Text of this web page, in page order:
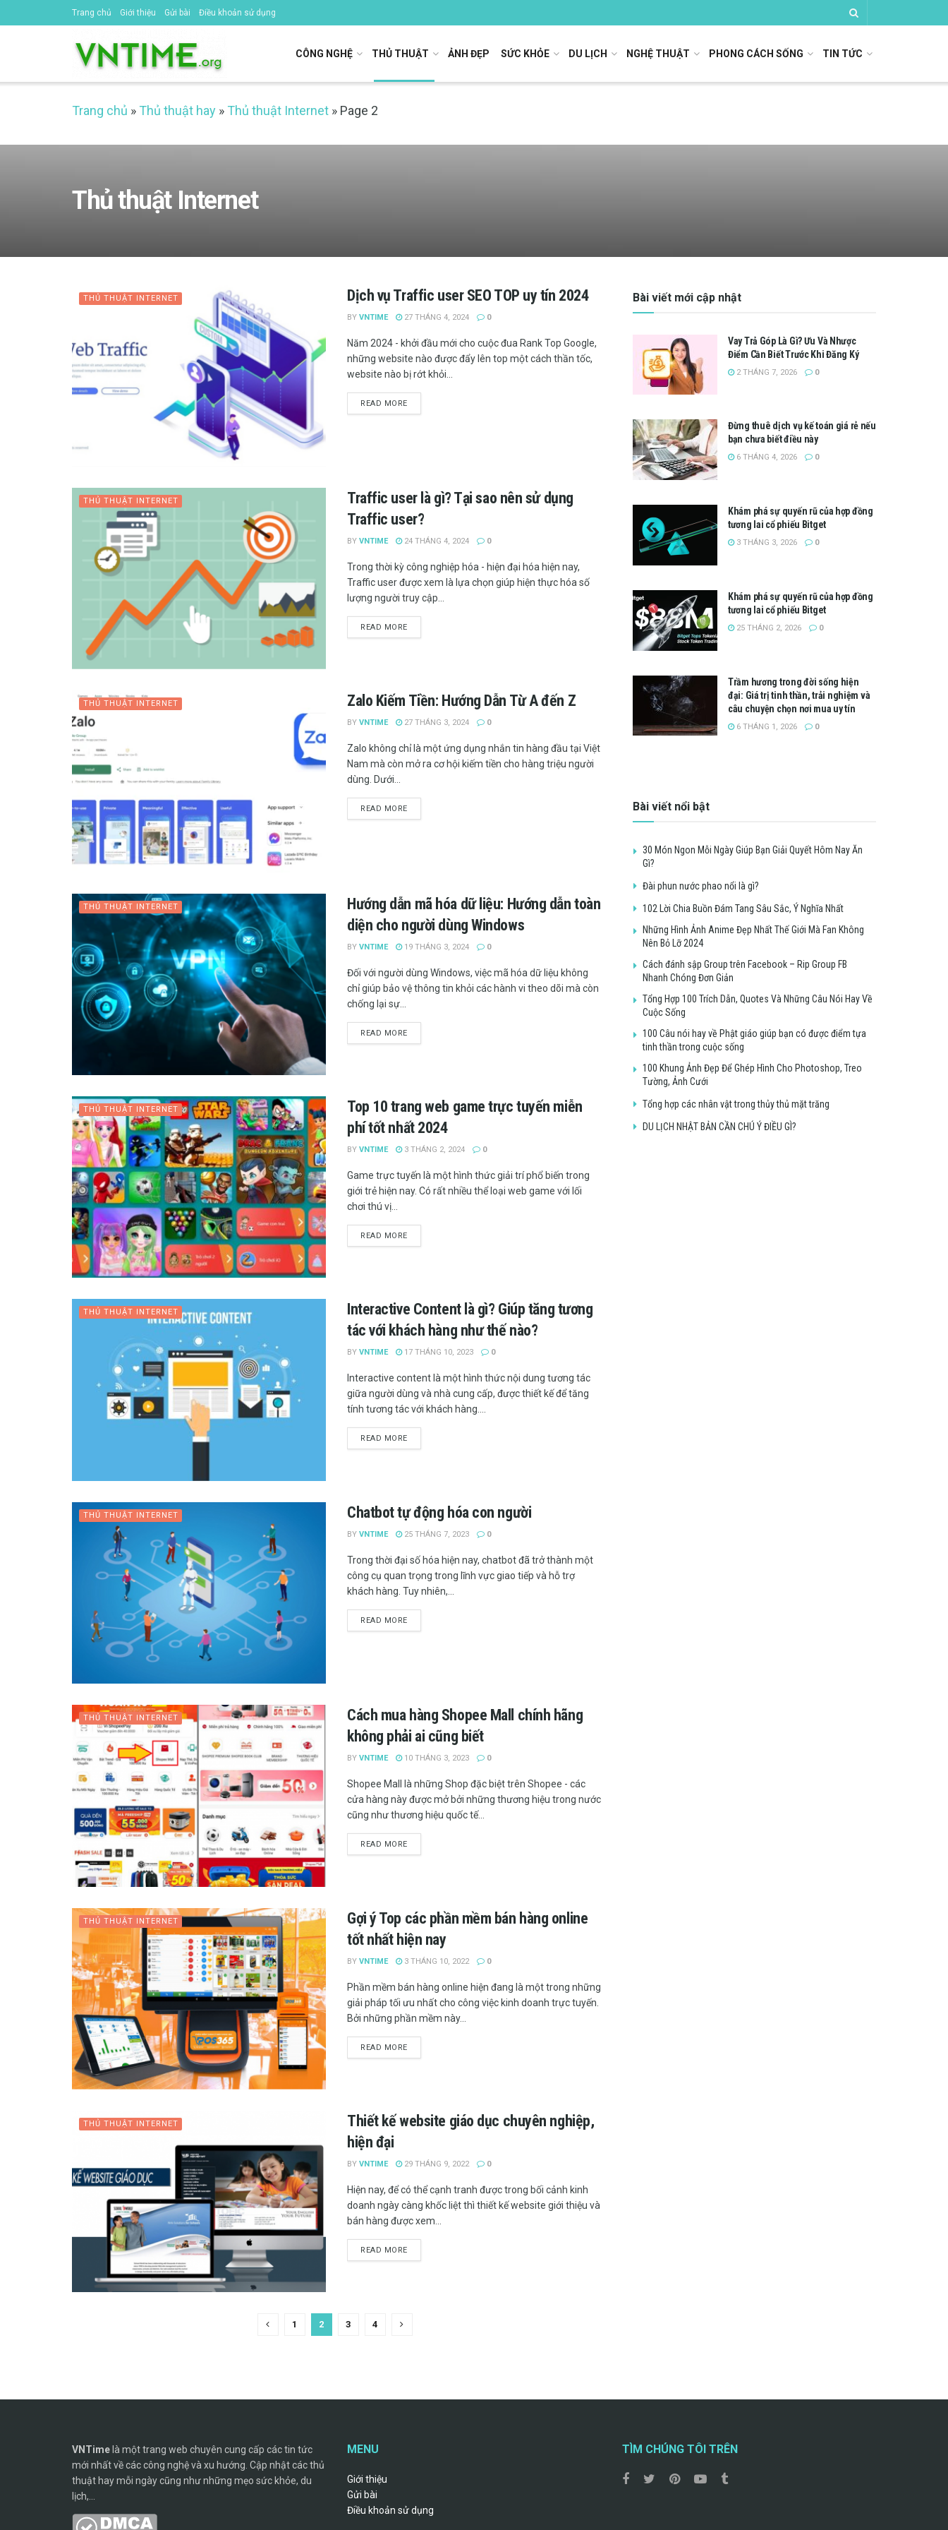
Trang chủ Giới thiệu Gửi bài Điều khoản sử dụng
CÔNG NGHỆ THỦ THUẬT ẢNH ĐẸP SỨC KHỎE DU LỊCH NGHỆ THUẬT PHONG CÁCH SỐNG TIN TỨC
Trang chủ » Thủ thuật hay » Thủ thuật Internet » Page 2
Thủ thuật Internet
THỦ THUẬT INTERNET Dịch vụ Traffic user SEO TOP uy tín 2024
BY VNTIME 27 THÁNG 4, 2024 0
Năm 2024 - khởi đầu mới cho cuộc đua Rank Top Google,
những website nào được đẩy lên top một cách thần tốc,
website nào bị rớt khỏi...
READ MORE
THỦ THUẬT INTERNET
Traffic user là gì? Tại sao nên sử dụng
Traffic user?
BY VNTIME 24 THÁNG 4, 2024 0
Trong thời kỳ công nghiệp hóa - hiện đại hóa hiện nay,
Traffic user được xem là lựa chọn giúp hiện thực hóa số
lượng người truy cập...
READ MORE
THỦ THUẬT INTERNET Zalo Kiếm Tiền: Hướng Dẫn Từ A đến Z
BY VNTIME 27 THÁNG 3, 2024 0
Zalo không chỉ là một ứng dụng nhắn tin hàng đầu tại Việt
Nam mà còn mở ra cơ hội kiếm tiền cho hàng triệu người
dùng. Dưới...
READ MORE
THỦ THUẬT INTERNET
Hướng dẫn mã hóa dữ liệu: Hướng dẫn toàn
diện cho người dùng Windows
BY VNTIME 19 THÁNG 3, 2024 0
Đối với người dùng Windows, việc mã hóa dữ liệu không
chỉ giúp bảo vệ thông tin khỏi các hành vi theo dõi mà còn
chống lại sự...
READ MORE
THỦ THUẬT INTERNET
Top 10 trang web game trực tuyến miễn
phí tốt nhất 2024
BY VNTIME 3 THÁNG 2, 2024 0
Game trực tuyến là một hình thức giải trí phổ biến trong
giới trẻ hiện nay. Có rất nhiều thể loại web game với lối
chơi thú vị...
READ MORE
THỦ THUẬT INTERNET
Interactive Content là gì? Giúp tăng tương
tác với khách hàng như thế nào?
BY VNTIME 17 THÁNG 10, 2023 0
Interactive content là một hình thức nội dung tương tác
giữa người dùng và nhà cung cấp, được thiết kế để tăng
tính tương tác với khách hàng....
READ MORE
THỦ THUẬT INTERNET Chatbot tự động hóa con người
BY VNTIME 25 THÁNG 7, 2023 0
Trong thời đại số hóa hiện nay, chatbot đã trở thành một
công cụ quan trọng trong lĩnh vực giao tiếp và hỗ trợ
khách hàng. Tuy nhiên,...
READ MORE
THỦ THUẬT INTERNET
Cách mua hàng Shopee Mall chính hãng
không phải ai cũng biết
BY VNTIME 10 THÁNG 3, 2023 0
Shopee Mall là những Shop đặc biệt trên Shopee - các
cửa hàng này được mở bởi những thương hiệu trong nước
cũng như thương hiệu quốc tế...
READ MORE
THỦ THUẬT INTERNET
Gợi ý Top các phần mềm bán hàng online
tốt nhất hiện nay
BY VNTIME 3 THÁNG 10, 2022 0
Phần mềm bán hàng online hiện đang là một trong những
giải pháp tối ưu nhất cho công việc kinh doanh trực tuyến.
Bởi những phần mềm này...
READ MORE
THỦ THUẬT INTERNET
Thiết kế website giáo dục chuyên nghiệp,
hiện đại
BY VNTIME 29 THÁNG 9, 2022 0
Hiện nay, để có thể cạnh tranh được trong bối cảnh kinh
doanh ngày càng khốc liệt thì thiết kế website giới thiệu và
bán hàng được xem...
READ MORE
1 2 3 4
Bài viết mới cập nhật
Vay Trả Góp Là Gì? Ưu Và Nhược
Điểm Cần Biết Trước Khi Đăng Ký
2 THÁNG 7, 2026 0
Đừng thuê dịch vụ kế toán giá rẻ nếu
bạn chưa biết điều này
6 THÁNG 4, 2026 0
Khám phá sự quyến rũ của hợp đồng
tương lai cổ phiếu Bitget
3 THÁNG 3, 2026 0
Khám phá sự quyến rũ của hợp đồng
tương lai cổ phiếu Bitget
25 THÁNG 2, 2026 0
Trầm hương trong đời sống hiện
đại: Giá trị tinh thần, trải nghiệm và
câu chuyện chọn nơi mua uy tín
6 THÁNG 1, 2026 0
Bài viết nổi bật
30 Món Ngon Mỗi Ngày Giúp Bạn Giải Quyết Hôm Nay Ăn
Gì?
Đài phun nước phao nổi là gì?
102 Lời Chia Buồn Đám Tang Sâu Sắc, Ý Nghĩa Nhất
Những Hình Ảnh Anime Đẹp Nhất Thế Giới Mà Fan Không
Nên Bỏ Lỡ 2024
Cách đánh sập Group trên Facebook – Rip Group FB
Nhanh Chóng Đơn Giản
Tổng Hợp 100 Trích Dẫn, Quotes Và Những Câu Nói Hay Về
Cuộc Sống
100 Câu nói hay về Phật giáo giúp bạn có được điểm tựa
tinh thần trong cuộc sống
100 Khung Ảnh Đẹp Để Ghép Hình Cho Photoshop, Treo
Tường, Ảnh Cưới
Tổng hợp các nhân vật trong thủy thủ mặt trăng
DU LỊCH NHẬT BẢN CẦN CHÚ Ý ĐIỀU GÌ?
VNTime là một trang web chuyên cung cấp các tin tức
mới nhất về các công nghệ và xu hướng. Cập nhật các thủ
thuật hay mỗi ngày cũng như những mẹo sức khỏe, du
lịch,...
MENU
Giới thiệu
Gửi bài
Điều khoản sử dụng
TÌM CHÚNG TÔI TRÊN